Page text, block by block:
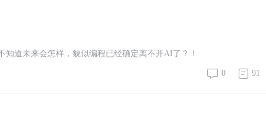
道未来会怎样，貌似编程已经确定离不开AI了？！
0 91